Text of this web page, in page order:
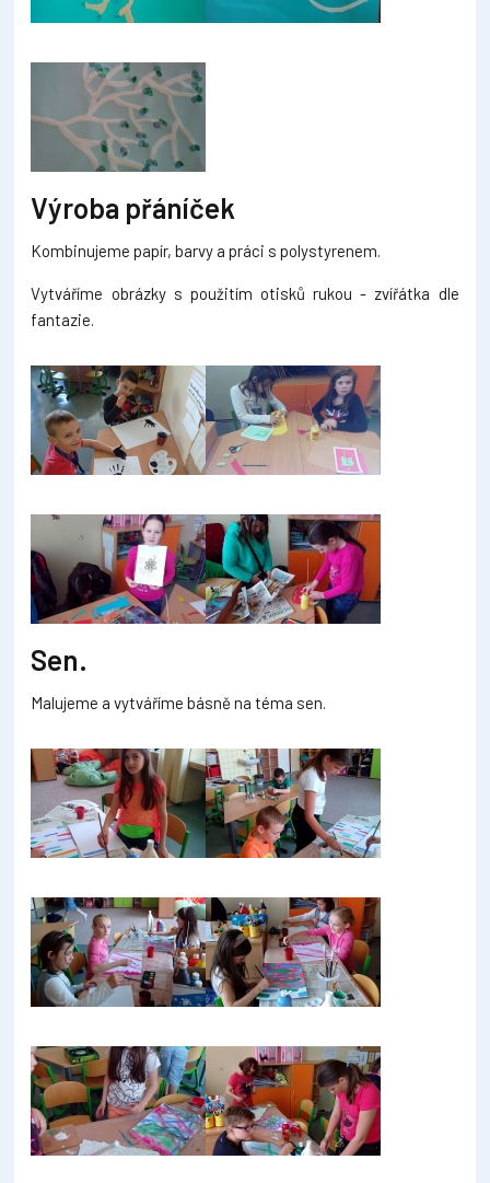
Výroba přáníček
Kombinujeme papír, barvy a práci s polystyrenem.
Vytváříme obrázky s použitím otisků rukou - zvířátka dle
fantazie.
Sen.
Malujeme a vytváříme básně na téma sen.